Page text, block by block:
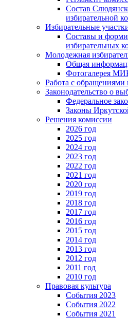
Состав
избирательной
Избирательные
Составы и
избирательных
Молодежная
Общая
Фотогалерея
Работа с обращениями
Законодательство о
Федеральное
Законы
Решения комиссии
2026 год
2025 год
2024 год
2023 год
2022 год
2021 год
2020 год
2019 год
2018 год
2017 год
2016 год
2015 год
2014 год
2013 год
2012 год
2011 год
2010 год
Правовая культура
События 2023
События 2022
События 2021